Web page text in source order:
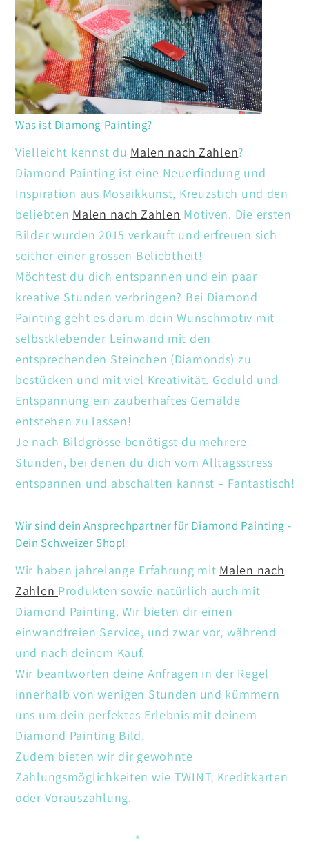
Was ist Diamong Painting?
Vielleicht kennst du Malen nach Zahlen?
Diamond Painting ist eine Neuerfindung und
Inspiration aus Mosaikkunst, Kreuzstich und den
beliebten Malen nach Zahlen Motiven. Die ersten
Bilder wurden 2015 verkauft und erfreuen sich
seither einer grossen Beliebtheit!
Möchtest du dich entspannen und ein paar
kreative Stunden verbringen? Bei Diamond
Painting geht es darum dein Wunschmotiv mit
selbstklebender Leinwand mit den
entsprechenden Steinchen (Diamonds) zu
bestücken und mit viel Kreativität. Geduld und
Entspannung ein zauberhaftes Gemälde
entstehen zu lassen!
Je nach Bildgrösse benötigst du mehrere
Stunden, bei denen du dich vom Alltagsstress
entspannen und abschalten kannst – Fantastisch!
Wir sind dein Ansprechpartner für Diamond Painting -
Dein Schweizer Shop!
Wir haben jahrelange Erfahrung mit Malen nach
Zahlen Produkten sowie natürlich auch mit
Diamond Painting. Wir bieten dir einen
einwandfreien Service, und zwar vor, während
und nach deinem Kauf.
Wir beantworten deine Anfragen in der Regel
innerhalb von wenigen Stunden und kümmern
uns um dein perfektes Erlebnis mit deinem
Diamond Painting Bild.
Zudem bieten wir dir gewohnte
Zahlungsmöglichkeiten wie TWINT, Kreditkarten
oder Vorauszahlung.